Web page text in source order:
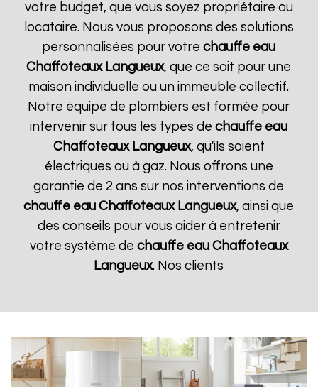
votre budget, que vous soyez propriétaire ou
locataire. Nous vous proposons des solutions
personnalisées pour votrechauffe eau
Chaffoteaux Langueux, que ce soit pour une
maison individuelle ou un immeuble collectif.
Notre équipe de plombiers est formée pour
intervenir sur tous les types dechauffe eau
Chaffoteaux Langueux, qu'ils soient
électriques ou à gaz. Nous offrons une
garantie de 2 ans sur nos interventions de
chauffe eau Chaffoteaux Langueux, ainsi que
des conseils pour vous aider à entretenir
votre système de chauffe eau Chaffoteaux
Langueux. Nos clients